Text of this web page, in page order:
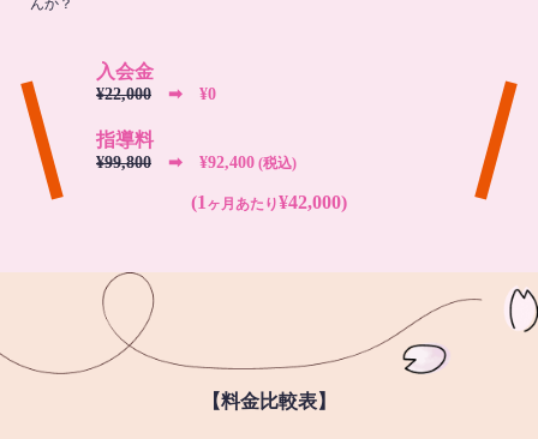
入会金
¥22,000 ➡︎ ¥0
指導料
¥99,800 ➡︎ ¥92,400 (税込)
(1 ヶ月あたり¥42,000)
【料金比較表】